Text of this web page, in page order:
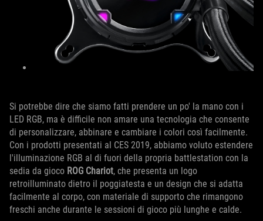
Si potrebbe dire che siamo fatti prendere un po' la mano con i
LED RGB, ma è difficile non amare una tecnologia che consente
di personalizzare, abbinare e cambiare i colori così facilmente.
Con i prodotti presentati al CES 2019, abbiamo voluto estendere
l'illuminazione RGB al di fuori della propria battlestation con la
sedia da gioco ROG Chariot, che presenta un logo
retroilluminato dietro il poggiatesta e un design che si adatta
facilmente al corpo, con materiale di supporto che rimangono
freschi anche durante le sessioni di gioco più lunghe e calde.